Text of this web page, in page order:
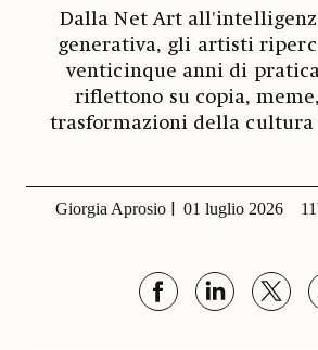
Dalla Net Art
generativa, gli artisti
venticinque anni di
riflettono su copia,
trasformazioni della cultura
Giorgia Aprosio 01 luglio 2026